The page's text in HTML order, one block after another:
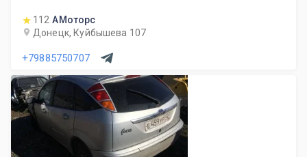
112 АМоторс
Донецк, Куйбышева 107
+79885750707